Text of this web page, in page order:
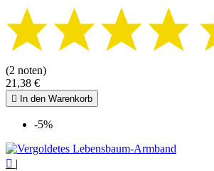
(2 noten)
21,38 €
 In den Warenkorb
-5%
 |